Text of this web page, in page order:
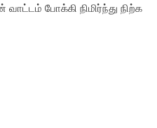
போக்கி நிமிர்ந்து நிற்க